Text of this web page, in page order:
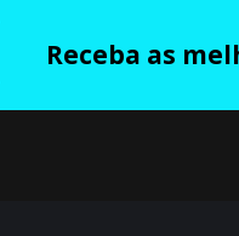
Receba as